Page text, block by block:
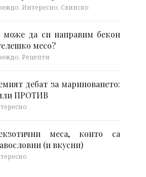
Интересно, Свинско
може да си направим бекон
месо?
Рецепти
дебат за мариноването:
ПРОТИВ
меса, които са
(и вкусни)